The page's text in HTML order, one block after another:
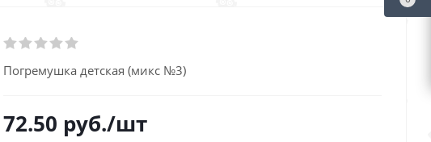
Погремушка детская (микс №3)
72.50 руб./шт